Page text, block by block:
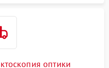
оптики